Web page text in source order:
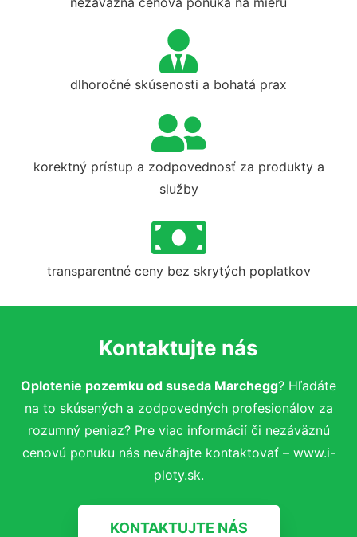
dlhoročné skúsenosti a bohatá prax
korektný prístup a zodpovednosť za produkty a
služby
transparentné ceny bez skrytých poplatkov
Kontaktujte nás
Oplotenie pozemku od suseda Marchegg? Hľadáte
na to skúsených a zodpovedných profesionálov za
rozumný peniaz? Pre viac informácií či nezáväznú
cenovú ponuku nás neváhajte kontaktovať – www.i-
ploty.sk.
KONTAKTUJTE NÁS